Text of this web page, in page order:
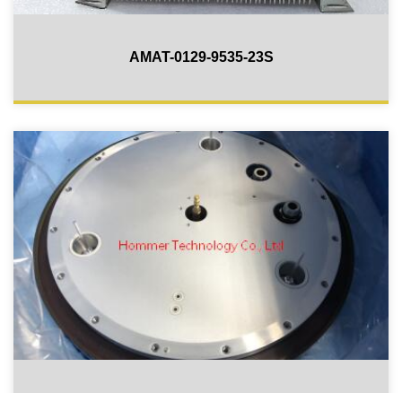
AMAT-0129-9535-23S